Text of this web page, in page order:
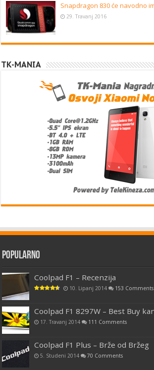
Snapdragon 830 će navodno
29. Travanj 2016
TK-MANIA
Popularno
Coolpad F1 – Recenzija
10. Lipanj 2014 153 Comments
Coolpad F1 8297W – Best Buy
17. Travanj 2014 111 Comments
Coolpad F1 Plus – Brže od Bržeg
5. Studeni 2014 70 Comments